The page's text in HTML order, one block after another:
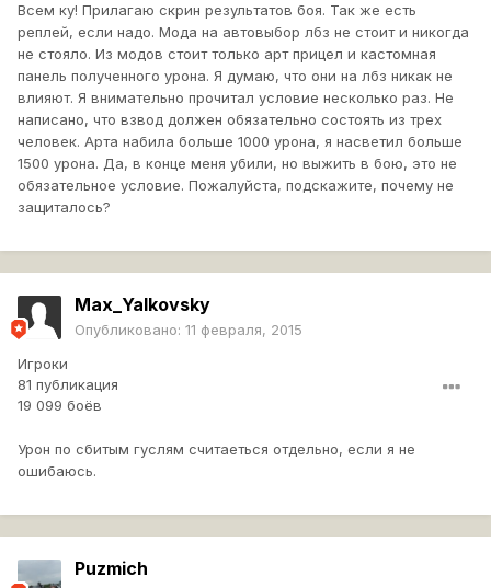
Всем ку! Прилагаю скрин результатов боя. Так же есть
реплей, если надо. Мода на автовыбор лбз не стоит и никогда
не стояло. Из модов стоит только арт прицел и кастомная
панель полученного урона. Я думаю, что они на лбз никак не
влияют. Я внимательно прочитал условие несколько раз. Не
написано, что взвод должен обязательно состоять из трех
человек. Арта набила больше 1000 урона, я насветил больше
1500 урона. Да, в конце меня убили, но выжить в бою, это не
обязательное условие. Пожалуйста, подскажите, почему не
защиталось?
Max_Yalkovsky
Опубликовано: 11 февраля, 2015
Игроки
81 публикация
19 099 боёв
Урон по сбитым гуслям считаеться отдельно, если я не
ошибаюсь.
Puzmich